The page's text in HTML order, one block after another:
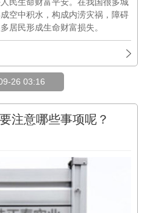
空中积水，构成内涝灾祸，障碍
居民形成生命财富损失。
26 03:16
注意哪些事项呢？